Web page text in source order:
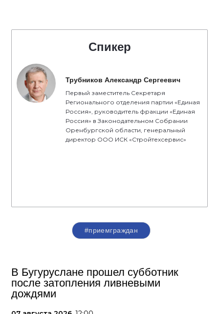
Спикер
Трубников Александр Сергеевич
Первый заместитель Секретаря
Регионального отделения партии «Единая
Россия», руководитель фракции «Единая
Россия» в Законодательном Собрании
Оренбургской области, генеральный
директор ООО ИСК «Стройтехсервис»
#приемграждан
В Бугуруслане прошел субботник
после затопления ливневыми
дождями